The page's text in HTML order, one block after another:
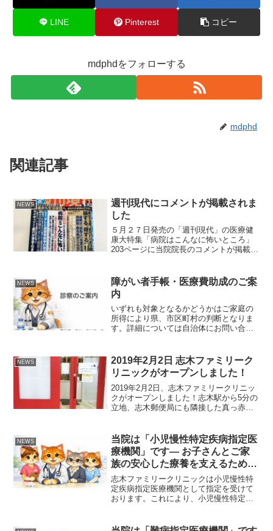
LINE Pinterest コピー
mdphdをフォローする
mdphd
関連記事
NEWS
週刊現代にコメントが掲載されま
した
５月２７日発売の「週刊現代」の医療健
康大特集「病院はこんなに怖いところ」
203ページに当院院長のコメントが掲載さ
書店などでお見かけになられた方は是非
ご覧ください。
NEWS
障がい者手帳・医療費助成のご案
内
いずれも対象となるかどうかはご家庭の
所得により県、市区町村の判断となりま
す。詳細については自治体にお問い合わ
機能、言語機能、そしゃく機能、肢体不
自由（上肢・下肢・体幹...
NEWS
2019年2月2日 志木ファミリーク
リニックがオープンしました！
2019年2月2日、志木ファミリークリニッ
クがオープンしました！志木駅から5分の
立地、志木郵便局にも隣接した真っ赤な
の受付です！志木ファミリークリニック
受付関係各位より...
NEWS
当院は「小児慢性特定疾病指定医
療機関」です― お子さんとご家
族の安心した療養を支えるために
―
志木ファミリークリニックは小児慢性特
定疾病指定医療機関として指定を受けて
おります。これにより、小児慢性特定疾
療を受けていただけます。小児慢性特定